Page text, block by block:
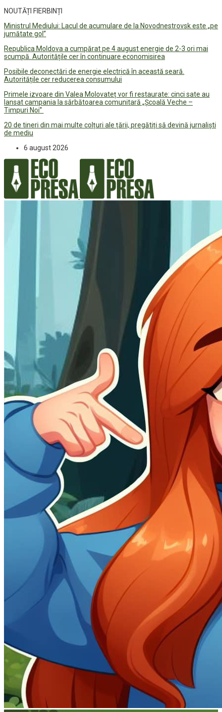
NOUTĂȚI FIERBINȚI
Ministrul Mediului: Lacul de acumulare de la Novodnestrovsk este „pe
jumătate gol”
Republica Moldova a cumpărat pe 4 august energie de 2-3 ori mai
scumpă. Autoritățile cer în continuare economisirea
Posibile deconectări de energie electrică în această seară.
Autoritățile cer reducerea consumului
Primele izvoare din Valea Molovateț vor fi restaurate: cinci sate au
lansat campania la sărbătoarea comunitară „Școală Veche –
Timpuri Noi”
20 de tineri din mai multe colțuri ale țării, pregătiți să devină jurnaliști
de mediu
6 august 2026